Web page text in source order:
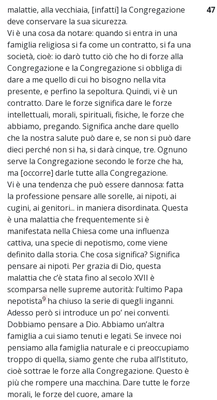
malattie, alla vecchiaia, [infatti] la Congregazione
deve conservare la sua sicurezza.
Vi è una cosa da notare: quando si entra in una
famiglia religiosa si fa come un contratto, si fa una
società, cioè: io darò tutto ciò che ho di forze alla
Congregazione e la Congregazione si obbliga di
dare a me quello di cui ho bisogno nella vita
presente, e perfino la sepoltura. Quindi, vi è un
contratto. Dare le forze significa dare le forze
intellettuali, morali, spirituali, fisiche, le forze che
abbiamo, pregando. Significa anche dare quello
che la nostra salute può dare e, se non si può dare
dieci perché non si ha, si darà cinque, tre. Ognuno
serve la Congregazione secondo le forze che ha,
ma [occorre] darle tutte alla Congregazione.
Vi è una tendenza che può essere dannosa: fatta
la professione pensare alle sorelle, ai nipoti, ai
cugini, ai genitori... in maniera disordinata. Questa
è una malattia che frequentemente si è
manifestata nella Chiesa come una influenza
cattiva, una specie di nepotismo, come viene
definito dalla storia. Che cosa significa? Significa
pensare ai nipoti. Per grazia di Dio, questa
malattia che c’è stata fino al secolo XVII è
scomparsa nelle supreme autorità: l’ultimo Papa
nepotista9 ha chiuso la serie di quegli inganni.
Adesso però si introduce un po’ nei conventi.
Dobbiamo pensare a Dio. Abbiamo un’altra
famiglia a cui siamo tenuti e legati. Se invece noi
pensiamo alla famiglia naturale e ci preoccupiamo
troppo di quella, siamo gente che ruba all’Istituto,
cioè sottrae le forze alla Congregazione. Questo è
più che rompere una macchina. Dare tutte le forze
morali, le forze del cuore, amare la
47